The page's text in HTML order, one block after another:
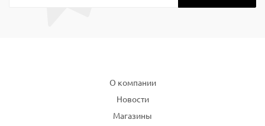
О компании
Новости
Магазины